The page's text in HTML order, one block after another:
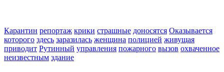
Карантин репортаж крики страшные доносятся Оказывается
которого здесь заразилась женщина полицией живущая
приводит Рутинный управления пожарного вызов охваченное
неизвестным здание